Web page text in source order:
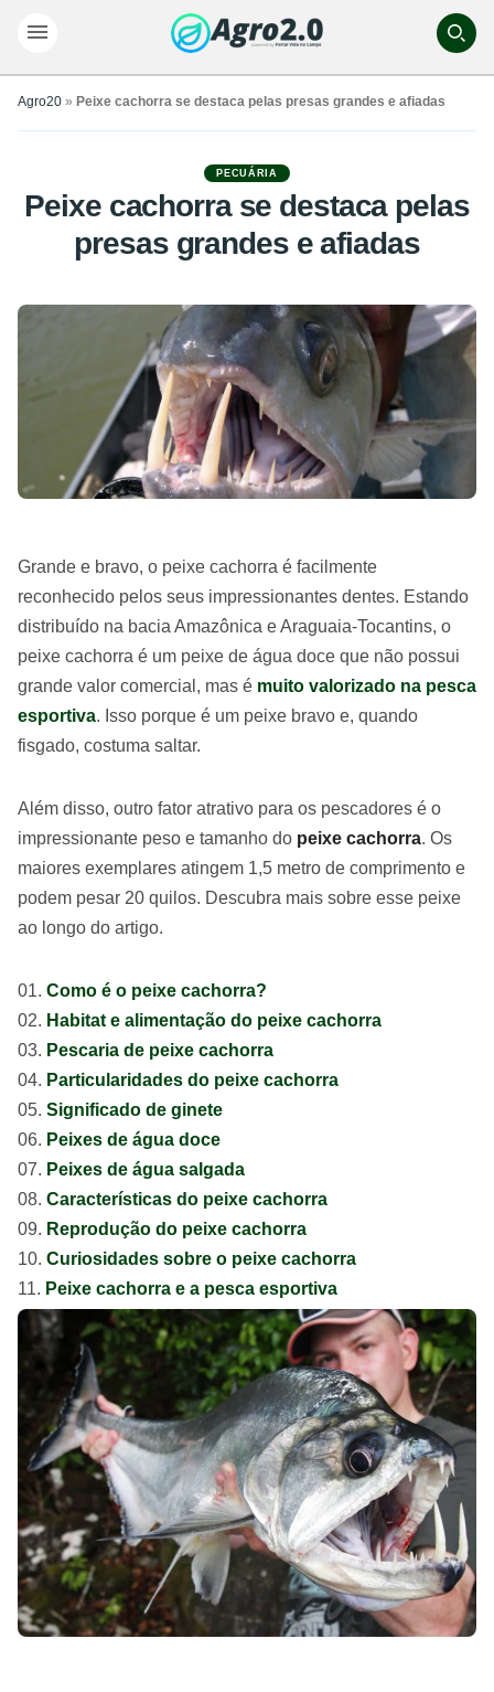
Agro20 » Peixe cachorra se destaca pelas presas grandes e afiadas
PECUÁRIA
Peixe cachorra se destaca pelas
presas grandes e afiadas
Grande e bravo, o peixe cachorra é facilmente
reconhecido pelos seus impressionantes dentes. Estando
distribuído na bacia Amazônica e Araguaia-Tocantins, o
peixe cachorra é um peixe de água doce que não possui
grande valor comercial, mas é muito valorizado na pesca
esportiva. Isso porque é um peixe bravo e, quando
fisgado, costuma saltar.
Além disso, outro fator atrativo para os pescadores é o
impressionante peso e tamanho do peixe cachorra. Os
maiores exemplares atingem 1,5 metro de comprimento e
podem pesar 20 quilos. Descubra mais sobre esse peixe
ao longo do artigo.
Como é o peixe cachorra?
Habitat e alimentação do peixe cachorra
Pescaria de peixe cachorra
Particularidades do peixe cachorra
Significado de ginete
Peixes de água doce
Peixes de água salgada
Características do peixe cachorra
Reprodução do peixe cachorra
Curiosidades sobre o peixe cachorra
Peixe cachorra e a pesca esportiva